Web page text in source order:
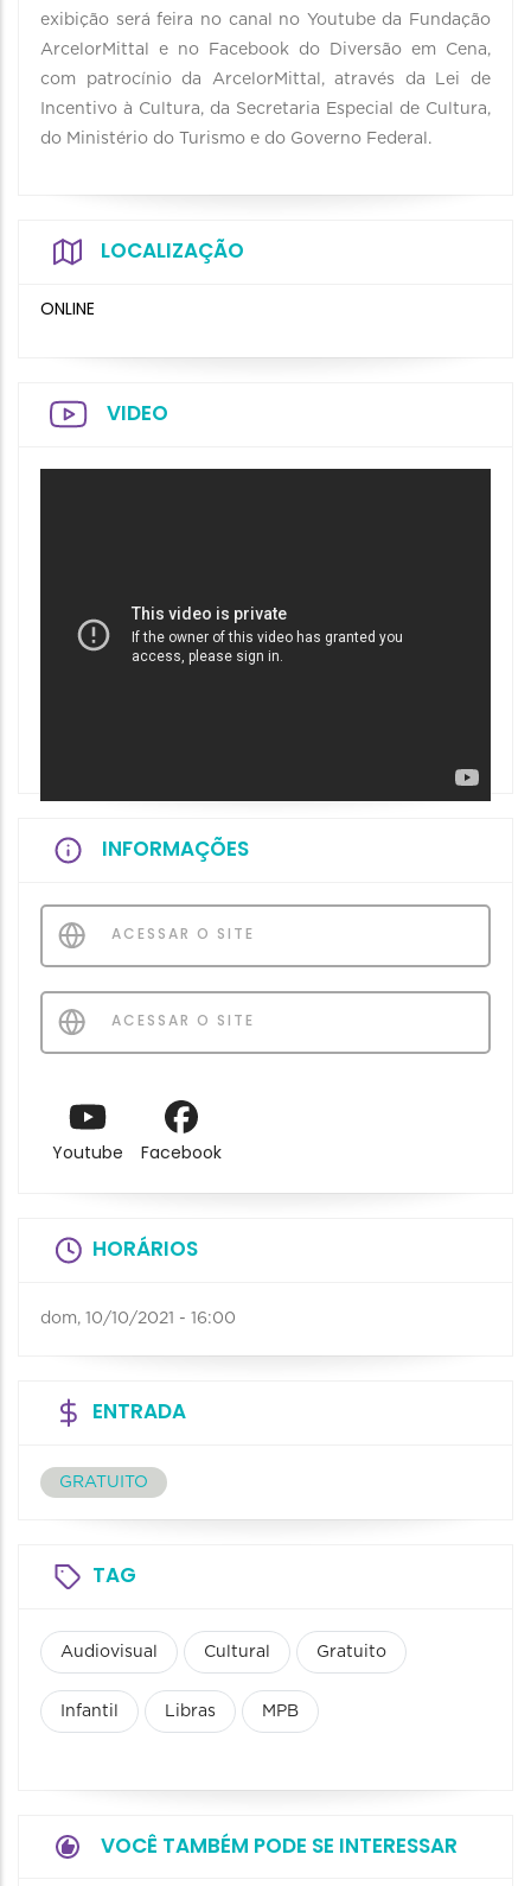
exibição será feira no canal no Youtube da Fundação
ArcelorMittal e no Facebook do Diversão em Cena,
com patrocínio da ArcelorMittal, através da Lei de
Incentivo à Cultura, da Secretaria Especial de Cultura,
do Ministério do Turismo e do Governo Federal.
LOCALIZAÇÃO
ONLINE
VIDEO
INFORMAÇÕES
ACESSAR O SITE
ACESSAR O SITE
Youtube Facebook
HORÁRIOS
dom, 10/10/2021 - 16:00
ENTRADA
GRATUITO
TAG
Audiovisual Cultural Gratuito
Infantil Libras MPB
VOCÊ TAMBÉM PODE SE INTERESSAR